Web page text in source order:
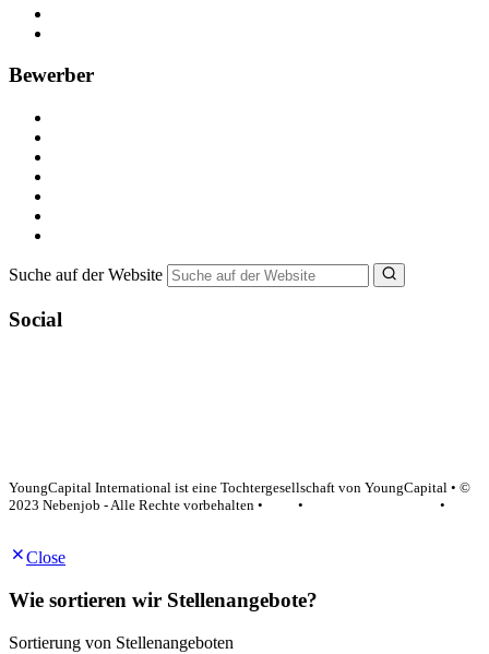
Bewerber
Suche auf der Website
Social
YoungCapital International ist eine Tochtergesellschaft von YoungCapital • ©
2023 Nebenjob - Alle Rechte vorbehalten •
•
•
Close
Wie sortieren wir Stellenangebote?
Sortierung von Stellenangeboten